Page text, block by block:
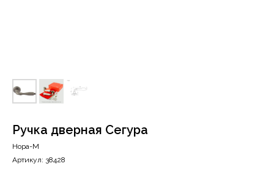
Ручка дверная Сегура
Нора-М
Артикул: 38428